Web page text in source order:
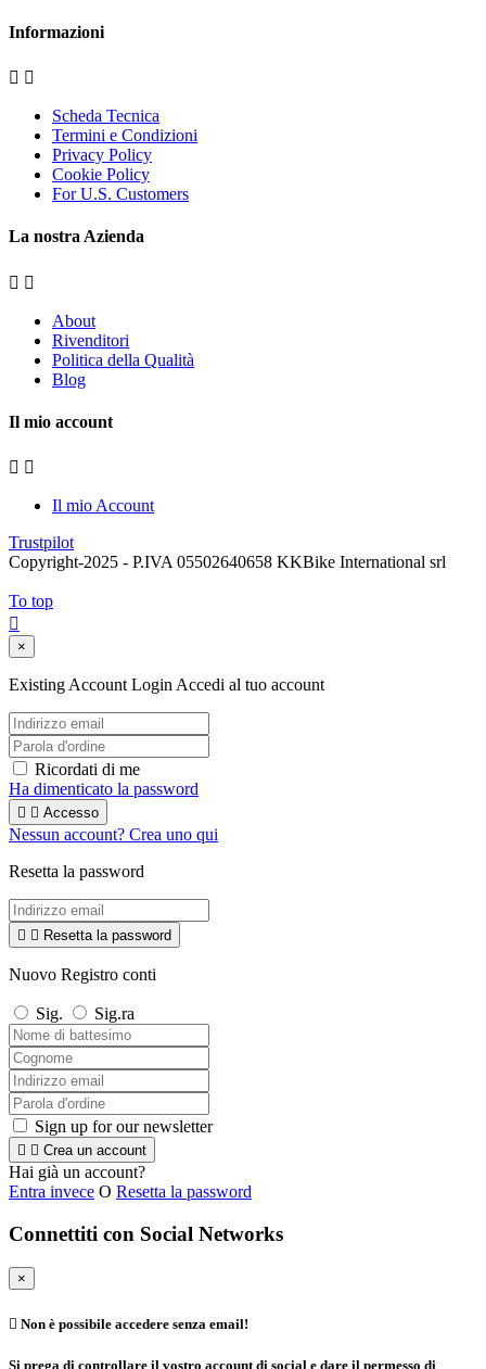
Informazioni
 
Scheda Tecnica
Termini e Condizioni
Privacy Policy
Cookie Policy
For U.S. Customers
La nostra Azienda
 
About
Rivenditori
Politica della Qualità
Blog
Il mio account
 
Il mio Account
Trustpilot
Copyright-2025 - P.IVA 05502640658 KKBike International srl
To top

×
Existing Account Login Accedi al tuo account
Ricordati di me
Ha dimenticato la password
  Accesso
Nessun account? Crea uno qui
Resetta la password
  Resetta la password
Nuovo Registro conti
Sig. Sig.ra
Sign up for our newsletter
  Crea un account
Hai già un account?
Entra invece O Resetta la password
Connettiti con Social Networks
×
 Non è possibile accedere senza email!
Si prega di controllare il vostro account di social e dare il permesso di